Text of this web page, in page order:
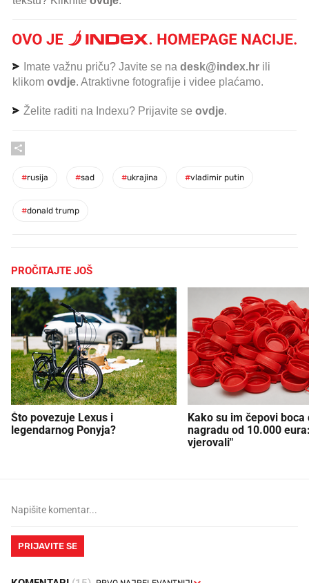
Imate važnu priču? Javite se na desk@index.hr ili
klikom ovdje. Atraktivne fotografije i videe plaćamo.
Želite raditi na Indexu? Prijavite se ovdje.
#rusija #sad #ukrajina #vladimir putin
#donald trump
PROČITAJTE JOŠ
Što povezuje Lexus i
legendarnog Ponyja?
Kako su im čepovi boca
nagradu od 10.000
vjerovali"
PRIJAVITE SE